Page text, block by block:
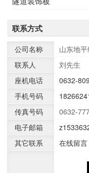
联系方式
公司名称
山东地
联系人
刘先生
座机电话
0632-
手机号码
传真号码
0632-
电子邮箱
其它联系
在线留言